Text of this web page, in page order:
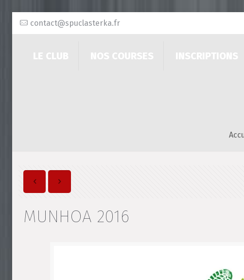
contact@spuclasterka.fr
LE CLUB NOS COURSES INSCRIPTIONS
MUNHOA 2016